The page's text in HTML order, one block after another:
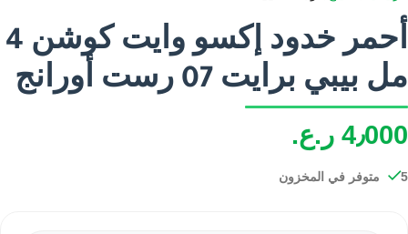
أحمر خدود إكسو وايت كوشن 4
مل بيبي برايت 07 رست أورانج
4٫000 ر.ع.
5 متوفر في المخزون